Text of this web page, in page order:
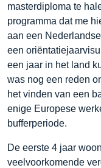
masterdiploma te
programma dat me
aan een
een
een jaar in het land
was nog een reden
het vinden van een
enige Europese
bufferperiode.
De eerste 4 jaar
veelvoorkomende